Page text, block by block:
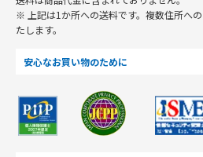
※ 上記は1か所への送料です。複数住所へ
たします。
安心なお買い物のために